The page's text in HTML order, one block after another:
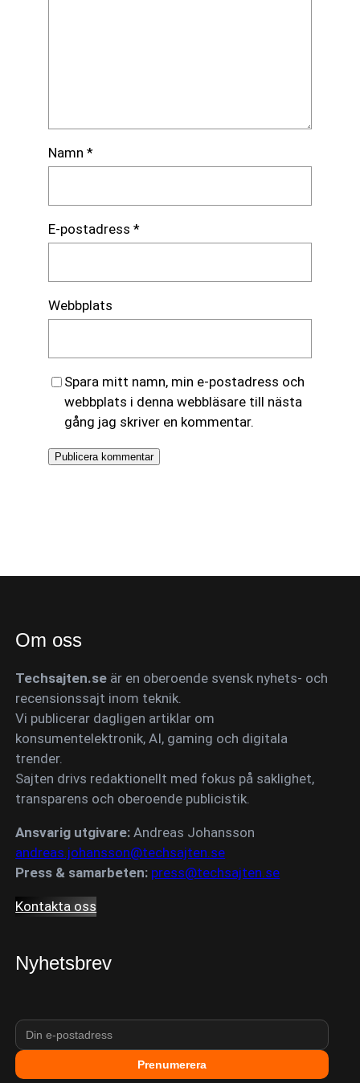
Namn *
E-postadress *
Webbplats
Spara mitt namn, min e-postadress och
webbplats i denna webbläsare till nästa
gång jag skriver en kommentar.
Om oss
Techsajten.se är en oberoende svensk nyhets- och
recensionssajt inom teknik.
Vi publicerar dagligen artiklar om
konsumentelektronik, AI, gaming och digitala
trender.
Sajten drivs redaktionellt med fokus på saklighet,
transparens och oberoende publicistik.
Ansvarig utgivare: Andreas Johansson
andreas.johansson@techsajten.se
Press & samarbeten: press@techsajten.se
Kontakta oss
Nyhetsbrev
Prenumerera